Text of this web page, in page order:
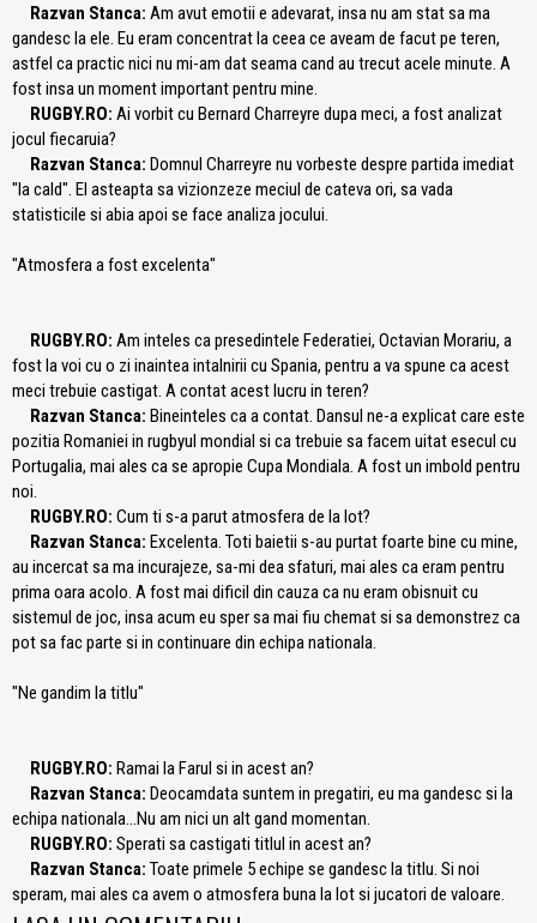
Razvan Stanca: Am avut emotii e adevarat, insa nu am stat sa ma
gandesc la ele. Eu eram concentrat la ceea ce aveam de facut pe teren,
astfel ca practic nici nu mi-am dat seama cand au trecut acele minute. A
fost insa un moment important pentru mine.
RUGBY.RO: Ai vorbit cu Bernard Charreyre dupa meci, a fost analizat
jocul fiecaruia?
Razvan Stanca: Domnul Charreyre nu vorbeste despre partida imediat
"la cald". El asteapta sa vizionzeze meciul de cateva ori, sa vada
statisticile si abia apoi se face analiza jocului.
"Atmosfera a fost excelenta"
RUGBY.RO: Am inteles ca presedintele Federatiei, Octavian Morariu, a
fost la voi cu o zi inaintea intalnirii cu Spania, pentru a va spune ca acest
meci trebuie castigat. A contat acest lucru in teren?
Razvan Stanca: Bineinteles ca a contat. Dansul ne-a explicat care este
pozitia Romaniei in rugbyul mondial si ca trebuie sa facem uitat esecul cu
Portugalia, mai ales ca se apropie Cupa Mondiala. A fost un imbold pentru
noi.
RUGBY.RO: Cum ti s-a parut atmosfera de la lot?
Razvan Stanca: Excelenta. Toti baietii s-au purtat foarte bine cu mine,
au incercat sa ma incurajeze, sa-mi dea sfaturi, mai ales ca eram pentru
prima oara acolo. A fost mai dificil din cauza ca nu eram obisnuit cu
sistemul de joc, insa acum eu sper sa mai fiu chemat si sa demonstrez ca
pot sa fac parte si in continuare din echipa nationala.
"Ne gandim la titlu"
RUGBY.RO: Ramai la Farul si in acest an?
Razvan Stanca: Deocamdata suntem in pregatiri, eu ma gandesc si la
echipa nationala…Nu am nici un alt gand momentan.
RUGBY.RO: Sperati sa castigati titlul in acest an?
Razvan Stanca: Toate primele 5 echipe se gandesc la titlu. Si noi
speram, mai ales ca avem o atmosfera buna la lot si jucatori de valoare.